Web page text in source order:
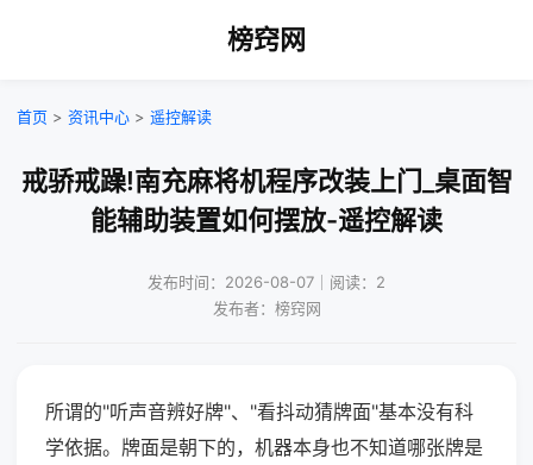
榜窍网
首页 > 资讯中心 > 遥控解读
戒骄戒躁!南充麻将机程序改装上门_桌面智
能辅助装置如何摆放-遥控解读
发布时间：2026-08-07｜阅读：2
发布者：榜窍网
所谓的"听声音辨好牌"、"看抖动猜牌面"基本没有科
学依据。牌面是朝下的，机器本身也不知道哪张牌是